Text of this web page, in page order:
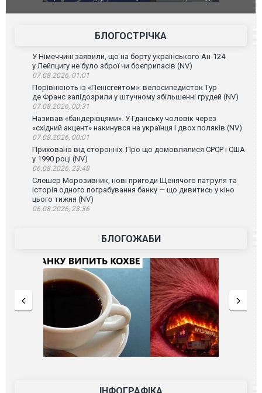
атаку. ВІДЕО
БЛОГОСТРІЧКА
У Німеччині заявили, що на борту українського Ан-124
у Лейпцигу не було зброї чи боєприпасів (NV)
07.08.2026, 01:01
Порівнюють із «Пенісгейтом»: велосипедисток Тур
де Франс запідозрили у штучному збільшенні грудей (NV)
07.08.2026, 00:31
Називав «бандерівцями». У Гданську чоловік через
«східний акцент» накинувся на українця і двох поляків (NV)
07.08.2026, 00:01
Приховано від сторонніх. Про що домовлялися СРСР і США
у 1990 році (NV)
06.08.2026, 23:48
Слешер Морозивник, нові пригоди Щенячого патруля та
історія одного пограбування банку — що дивитись у кіно
цього тижня (NV)
06.08.2026, 23:36
БЛОГОЖАБИ